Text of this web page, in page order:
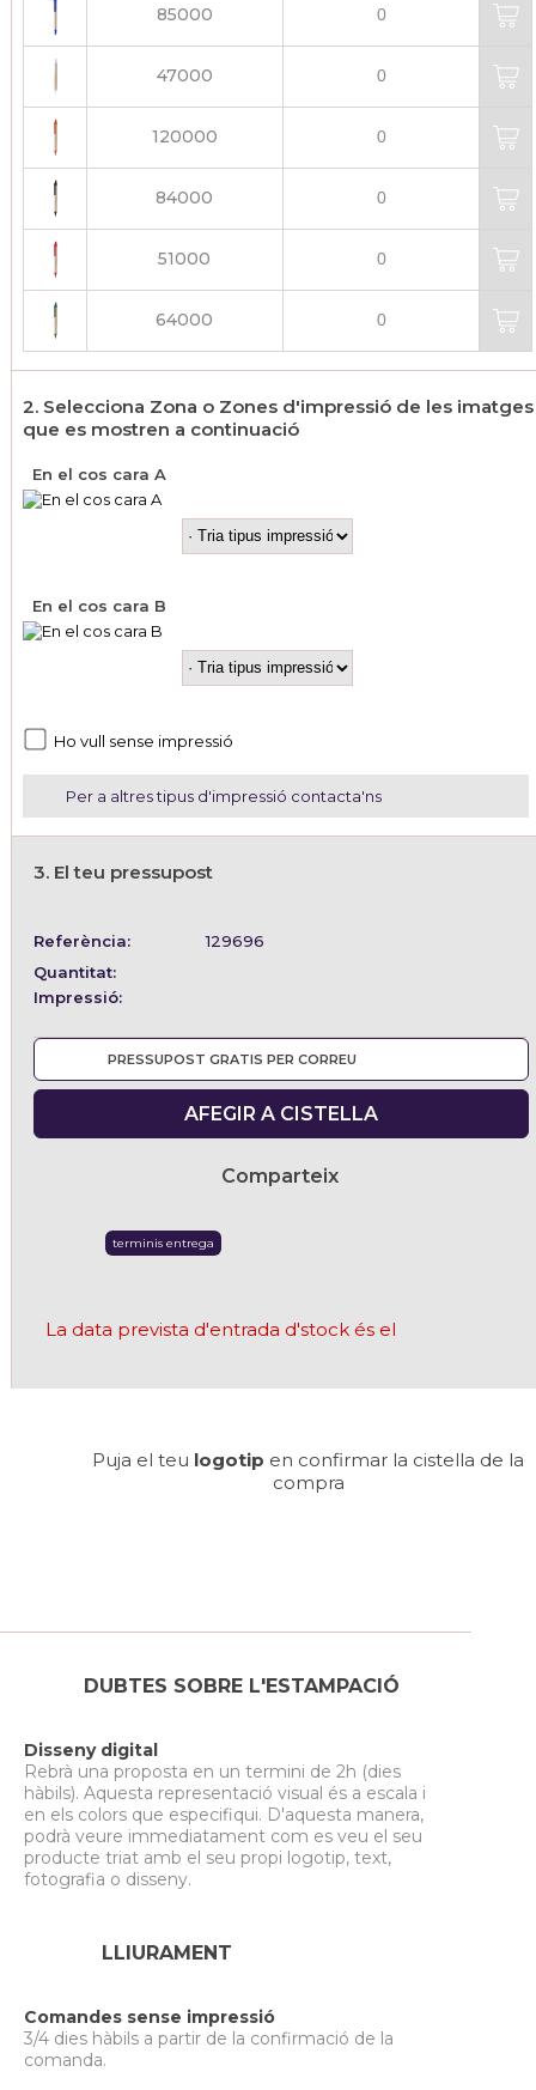
85000
47000
120000
84000
51000
64000
2. Selecciona Zona o Zones d'impressió de les imatges
que es mostren a continuació
En el cos cara A
En el cos cara B
Ho vull sense impressió
Per a altres tipus d'impressió contacta'ns
3. El teu pressupost
Referència:
129696
Quantitat:
Impressió:
PRESSUPOST GRATIS PER CORREU
AFEGIR A CISTELLA
Comparteix
terminis entrega
La data prevista d'entrada d'stock és el
Puja el teu logotip en confirmar la cistella de la
compra
DUBTES SOBRE L'ESTAMPACIÓ
Disseny digital
Rebrà una proposta en un termini de 2h (dies
hàbils). Aquesta representació visual és a escala i
en els colors que especifiqui. D'aquesta manera,
podrà veure immediatament com es veu el seu
producte triat amb el seu propi logotip, text,
fotografia o disseny.
LLIURAMENT
Comandes sense impressió
3/4 dies hàbils a partir de la confirmació de la
comanda.